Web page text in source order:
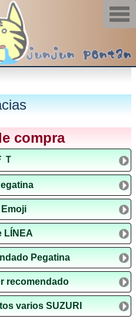
compra
Ｔ
Emoji
LÍNEA
Pegatina
recomendado
varios SUZURI
T
o
g
l
e
i